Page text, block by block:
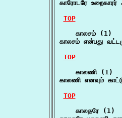
காரோடரே
TOP
    காலசம் (1)
காலசம் என்பது
TOP
    காலணி (1)
காலணி எனவும்
TOP
    காலதரே (1)